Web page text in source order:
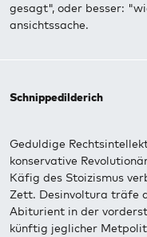
gesagt", oder besser:
ansichtssache.
Schnippedilderich
Geduldige
konservative
Käfig des Stoizismus
Zett. Desinvoltura träfe
Abiturient in der
künftig jeglicher